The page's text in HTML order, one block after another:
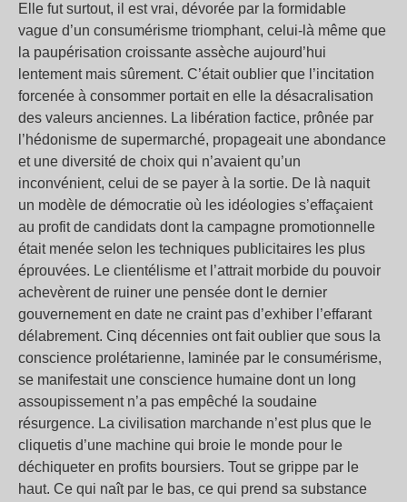
Elle fut surtout, il est vrai, dévorée par la formidable
vague d’un consumérisme triomphant, celui-là même que
la paupérisation croissante assèche aujourd’hui
lentement mais sûrement. C’était oublier que l’incitation
forcenée à consommer portait en elle la désacralisation
des valeurs anciennes. La libération factice, prônée par
l’hédonisme de supermarché, propageait une abondance
et une diversité de choix qui n’avaient qu’un
inconvénient, celui de se payer à la sortie. De là naquit
un modèle de démocratie où les idéologies s’effaçaient
au profit de candidats dont la campagne promotionnelle
était menée selon les techniques publicitaires les plus
éprouvées. Le clientélisme et l’attrait morbide du pouvoir
achevèrent de ruiner une pensée dont le dernier
gouvernement en date ne craint pas d’exhiber l’effarant
délabrement. Cinq décennies ont fait oublier que sous la
conscience prolétarienne, laminée par le consumérisme,
se manifestait une conscience humaine dont un long
assoupissement n’a pas empêché la soudaine
résurgence. La civilisation marchande n’est plus que le
cliquetis d’une machine qui broie le monde pour le
déchiqueter en profits boursiers. Tout se grippe par le
haut. Ce qui naît par le bas, ce qui prend sa substance